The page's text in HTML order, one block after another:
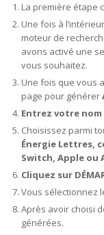
La première étape
Une fois à
moteur de
avons activé une
vous souhaitez.
Une fois que vous
page pour générer
Entrez votre nom
Choisissez parmi
Énergie Lettres,
Switch, Apple ou
Cliquez sur
Vous sélectionnez
Après avoir choisi
générées.